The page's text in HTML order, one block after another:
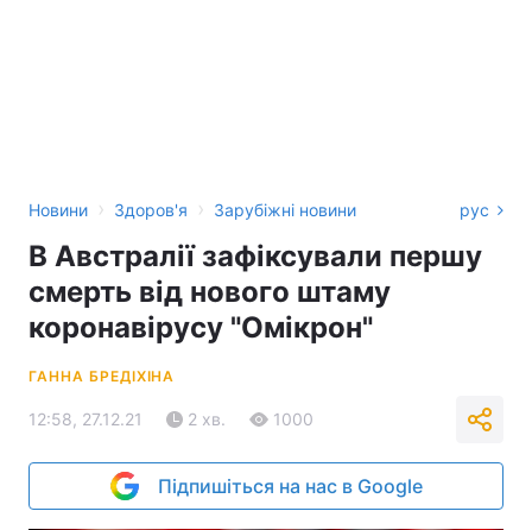
Новини › Здоров'я › Зарубіжні новини рус
В Австралії зафіксували першу
смерть від нового штаму
коронавірусу "Омікрон"
ГАННА БРЕДІХІНА
12:58, 27.12.21 2 хв. 1000
Підпишіться на нас в Google